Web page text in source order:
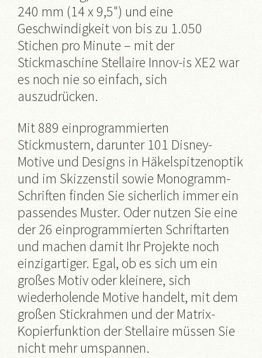
240 mm (14 x 9,5") und eine
Geschwindigkeit von bis zu 1.050
Stichen pro Minute – mit der
Stickmaschine Stellaire Innov-is XE2 war
es noch nie so einfach, sich
auszudrücken.
Mit 889 einprogrammierten
Stickmustern, darunter 101 Disney-
Motive und Designs in Häkelspitzenoptik
und im Skizzenstil sowie Monogramm-
Schriften finden Sie sicherlich immer ein
passendes Muster. Oder nutzen Sie eine
der 26 einprogrammierten Schriftarten
und machen damit Ihr Projekte noch
einzigartiger. Egal, ob es sich um ein
großes Motiv oder kleinere, sich
wiederholende Motive handelt, mit dem
großen Stickrahmen und der Matrix-
Kopierfunktion der Stellaire müssen Sie
nicht mehr umspannen.